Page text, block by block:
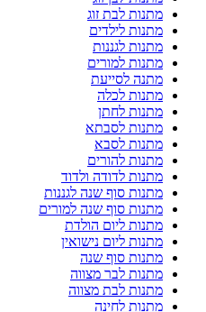
מתנות לבת זוג
מתנות לילדים
מתנות לגננות
מתנות למורים
מתנה לסייעת
מתנות לכלה
מתנות לחתן
מתנות לסבתא
מתנות לסבא
מתנות להורים
מתנות לדודה ולדוד
מתנות סוף שנה לגננות
מתנות סוף שנה למורים
מתנות ליום הולדת
מתנות ליום נישואין
מתנות סוף שנה
מתנות לבר מצווה
מתנות לבת מצווה
מתנות לחינה